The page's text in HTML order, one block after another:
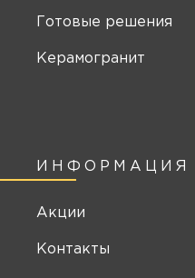
ИНФОРМАЦИЯ
Акции
Контакты
Готовые решения
Керамогранит